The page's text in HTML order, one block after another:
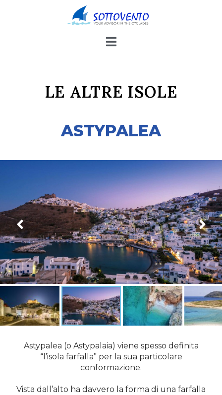
LE ALTRE ISOLE
ASTYPALEA
Astypalea (o Astypalaia) viene spesso definita
“l’isola farfalla” per la sua particolare
conformazione.
Vista dall’alto ha davvero la forma di una farfalla